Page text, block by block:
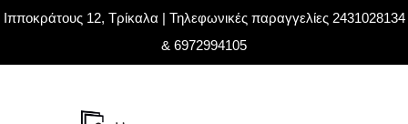
Ιπποκράτους 12, Τρίκαλα | Τηλεφωνικές παραγγελίες 2431028134
& 6972994105